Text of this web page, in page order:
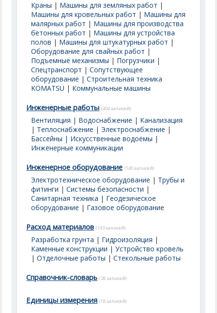
Краны | Машины для земляных работ |
Машины для кровельных работ | Машины для
малярных работ | Машины для производства
бетонных работ | Машины для устройства
полов | Машины для штукатурных работ |
Оборудование для свайных работ |
Подъемные механизмы | Погрузчики |
Спецтранспорт |Сопутствующее
оборудование |Строительная техника
KOMATSU | Коммунальные машины
Инженерные работы (404 записей)
Вентиляция | Водоснабжение | Канализация
| Теплоснабжение |Электроснабжение |
Бассейны | Искусственные водоёмы |
Инженерные коммуникации
Инженерное оборудование (140 записей)
Электротехническое оборудование | Трубы и
фитинги |Системы безопасности |
Санитарная техника | Геодезическое
оборудование | Газовое оборудование
Расход материалов (143 записей)
Разработка грунта | Гидроизоляция |
Каменные конструкции |Устройство кровель
|Отделочные работы |Стекольные работы
Справочник-словарь (28 записей)
Единицы измерения (18 записей)